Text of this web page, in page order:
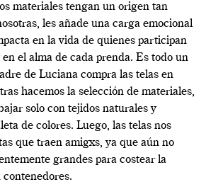
materiales tengan un origen tan
les añade una carga emocional
en la vida de quienes participan
en el alma de cada prenda. Es todo un
de Luciana compra las telas en
hacemos la selección de materiales,
solo con tejidos naturales y
de colores. Luego, las telas nos
que traen amigxs, ya que aún no
grandes para costear la